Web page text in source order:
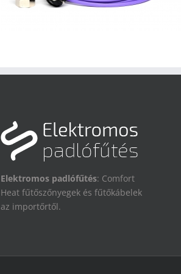
Elektromos padlófűtés: Comfort
Heat fűtőszőnyegek és fűtőkábelek
az importőrtől.